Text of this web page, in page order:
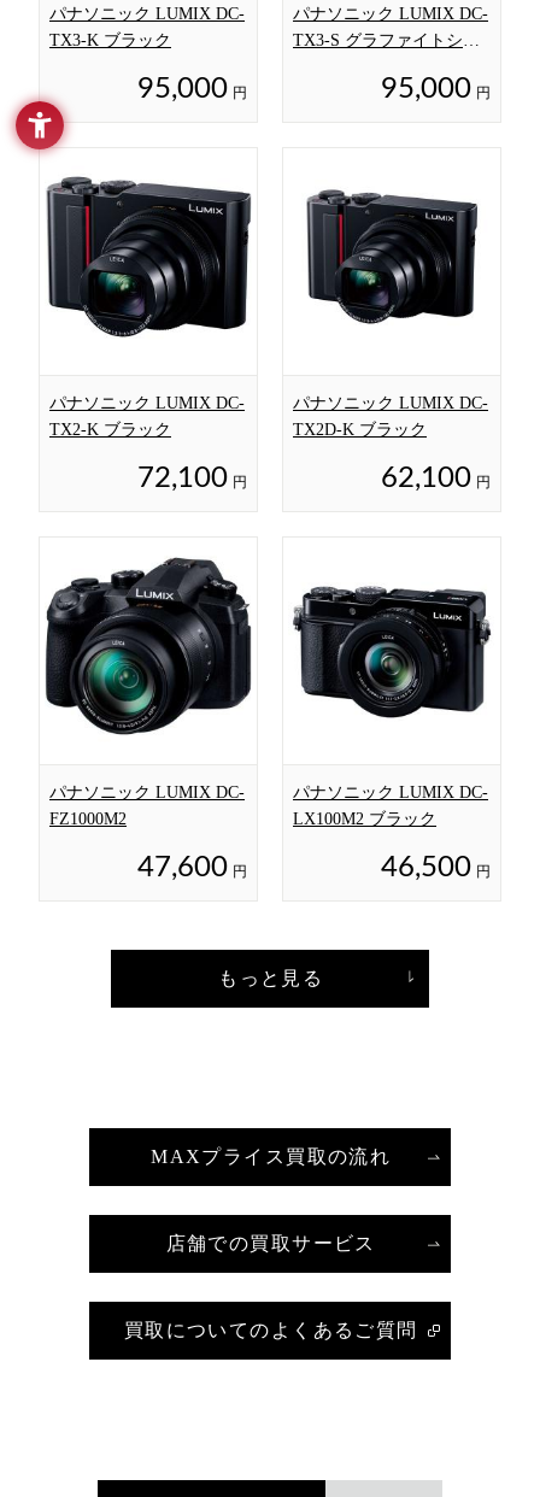
パナソニック LUMIX DC-
TX3-K ブラック
95,000 円
パナソニック LUMIX DC-
TX3-S グラファイトシル
95,000 円
パナソニック LUMIX DC-
TX2-K ブラック
72,100 円
パナソニック LUMIX DC-
TX2D-K ブラック
62,100 円
パナソニック LUMIX DC-
FZ1000M2
47,600 円
パナソニック LUMIX DC-
LX100M2 ブラック
46,500 円
もっと見る
MAXプライス買取の流れ
店舗での買取サービス
買取についてのよくあるご質問